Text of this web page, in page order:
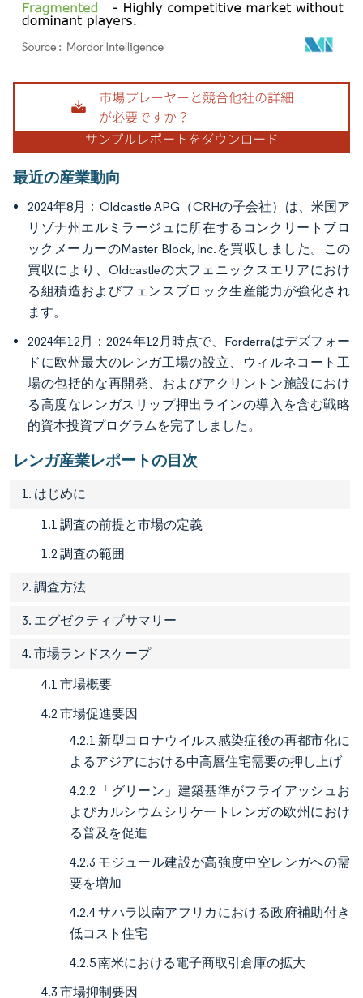
画像 © Mordor Intelligence。再利用にはCC BY 4.0の表示が必要です。
最近の産業動向
2024年8月：Oldcastle APG（CRHの子会社）は、米国ア
リゾナ州エルミラージュに所在するコンクリートブロ
ックメーカーのMaster Block, Inc.を買収しました。この
買収により、Oldcastleの大フェニックスエリアにおけ
る組積造およびフェンスブロック生産能力が強化され
ます。
2024年12月：2024年12月時点で、Forderraはデズフォー
ドに欧州最大のレンガ工場の設立、ウィルネコート工
場の包括的な再開発、およびアクリントン施設におけ
る高度なレンガスリップ押出ラインの導入を含む戦略
的資本投資プログラムを完了しました。
レンガ産業レポートの目次
1. はじめに
1.1 調査の前提と市場の定義
1.2 調査の範囲
2. 調査方法
3. エグゼクティブサマリー
4. 市場ランドスケープ
4.1 市場概要
4.2 市場促進要因
4.2.1 新型コロナウイルス感染症後の再都市化に
よるアジアにおける中高層住宅需要の押し上げ
4.2.2 「グリーン」建築基準がフライアッシュお
よびカルシウムシリケートレンガの欧州におけ
る普及を促進
4.2.3 モジュール建設が高強度中空レンガへの需
要を増加
4.2.4 サハラ以南アフリカにおける政府補助付き
低コスト住宅
4.2.5 南米における電子商取引倉庫の拡大
4.3 市場抑制要因